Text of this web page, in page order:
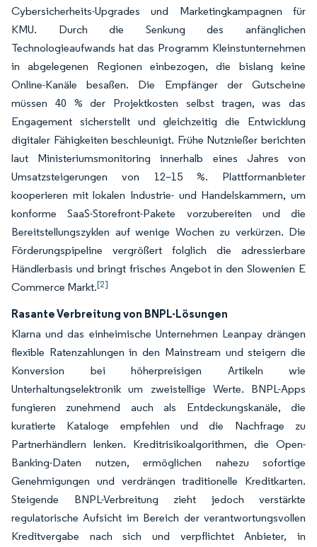
Cybersicherheits-Upgrades und Marketingkampagnen für
KMU. Durch die Senkung des anfänglichen
Technologieaufwands hat das Programm Kleinstunternehmen
in abgelegenen Regionen einbezogen, die bislang keine
Online-Kanäle besaßen. Die Empfänger der Gutscheine
müssen 40 % der Projektkosten selbst tragen, was das
Engagement sicherstellt und gleichzeitig die Entwicklung
digitaler Fähigkeiten beschleunigt. Frühe Nutznießer berichten
laut Ministeriumsmonitoring innerhalb eines Jahres von
Umsatzsteigerungen von 12–15 %. Plattformanbieter
kooperieren mit lokalen Industrie- und Handelskammern, um
konforme SaaS-Storefront-Pakete vorzubereiten und die
Bereitstellungszyklen auf wenige Wochen zu verkürzen. Die
Förderungspipeline vergrößert folglich die adressierbare
Händlerbasis und bringt frisches Angebot in den Slowenien E
Commerce Markt.[2]
Rasante Verbreitung von BNPL-Lösungen
Klarna und das einheimische Unternehmen Leanpay drängen
flexible Ratenzahlungen in den Mainstream und steigern die
Konversion bei höherpreisigen Artikeln wie
Unterhaltungselektronik um zweistellige Werte. BNPL-Apps
fungieren zunehmend auch als Entdeckungskanäle, die
kuratierte Kataloge empfehlen und die Nachfrage zu
Partnerhändlern lenken. Kreditrisikoalgorithmen, die Open-
Banking-Daten nutzen, ermöglichen nahezu sofortige
Genehmigungen und verdrängen traditionelle Kreditkarten.
Steigende BNPL-Verbreitung zieht jedoch verstärkte
regulatorische Aufsicht im Bereich der verantwortungsvollen
Kreditvergabe nach sich und verpflichtet Anbieter, in